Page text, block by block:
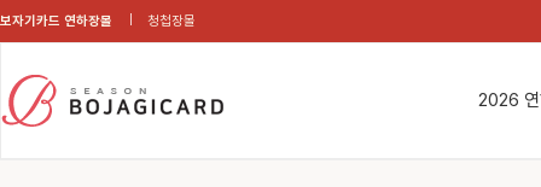
보자기카드 연하장몰 청첩장몰
2026